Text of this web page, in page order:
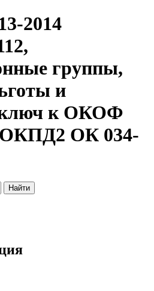
2014
группы,
и
ключ к ОКОФ
ОК 034-
Найти